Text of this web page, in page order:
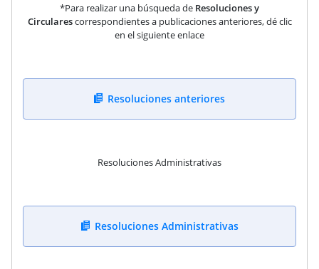
*Para realizar una búsqueda de Resoluciones y
Circularescorrespondientes a publicaciones anteriores, dé clic
en el siguiente enlace
Resoluciones anteriores
Resoluciones Administrativas
Resoluciones Administrativas